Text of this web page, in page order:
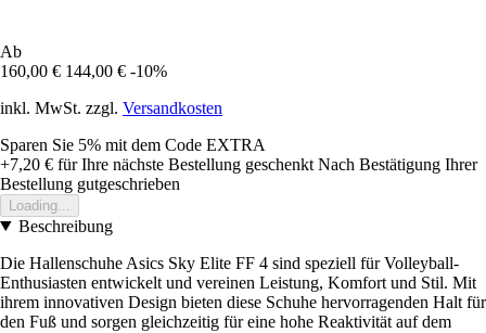
Ab
160,00 € 144,00 € -10%
inkl. MwSt. zzgl. Versandkosten
Sparen Sie 5% mit dem Code EXTRA
+7,20 € für Ihre nächste Bestellung geschenkt Nach Bestätigung Ihrer
Bestellung gutgeschrieben
Loading...
Beschreibung
Die Hallenschuhe Asics Sky Elite FF 4 sind speziell für Volleyball-
Enthusiasten entwickelt und vereinen Leistung, Komfort und Stil. Mit
ihrem innovativen Design bieten diese Schuhe hervorragenden Halt für
den Fuß und sorgen gleichzeitig für eine hohe Reaktivität auf dem